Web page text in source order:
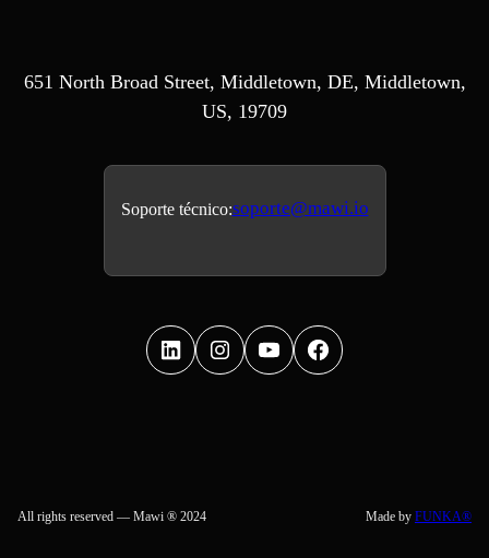
651 North Broad Street, Middletown, DE, Middletown,
US, 19709
Soporte técnico:soporte@mawi.io
All rights reserved — Mawi ® 2024 Made by FUNKA®